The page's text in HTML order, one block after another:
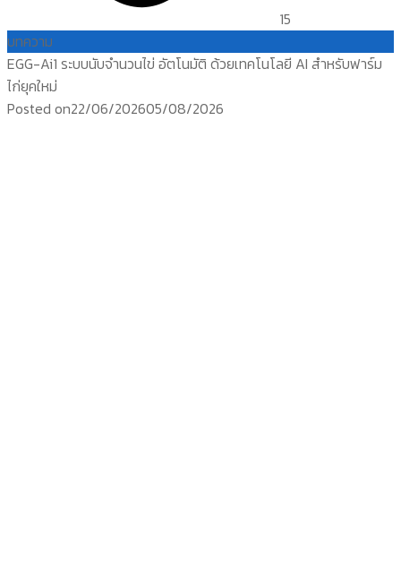
15
บทความ
EGG-Ai1 ระบบนับจำนวนไข่ อัตโนมัติ ด้วยเทคโนโลยี AI สำหรับฟาร์ม
ไก่ยุคใหม่
Posted on22/06/202605/08/2026